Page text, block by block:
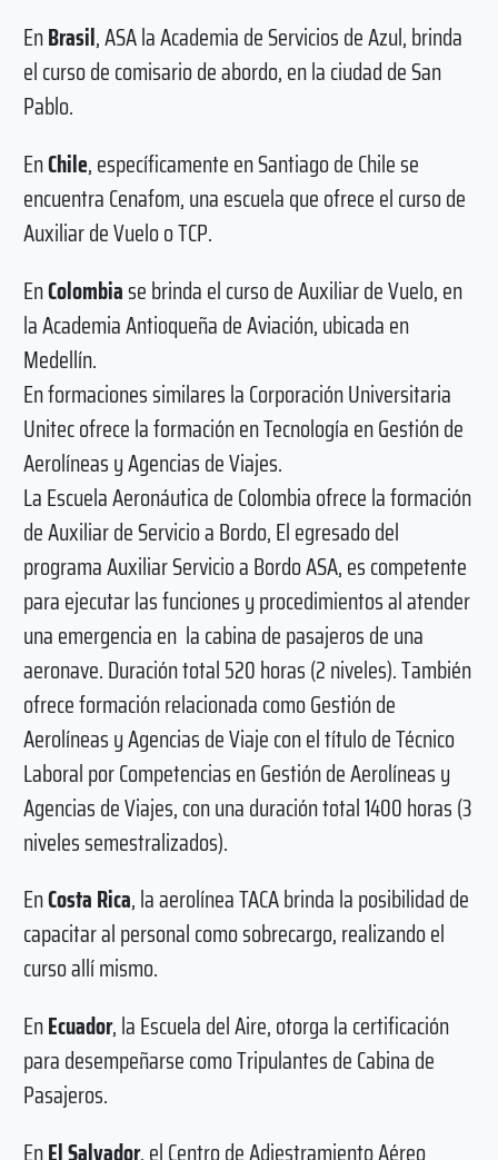
EnBrasil, ASA la Academia de Servicios de Azul, brinda
el curso de comisario de abordo, en la ciudad de San
Pablo.
EnChile, específicamente en Santiago de Chile se
encuentra Cenafom, una escuela que ofrece el curso de
Auxiliar de Vuelo o TCP.
EnColombiase brinda el curso de Auxiliar de Vuelo, en
la Academia Antioqueña de Aviación, ubicada en
Medellín.
En formaciones similares la Corporación Universitaria
Unitec ofrece la formación en Tecnología en Gestión de
Aerolíneas y Agencias de Viajes.
La Escuela Aeronáutica de Colombia ofrece la formación
de Auxiliar de Servicio a Bordo, El egresado del
programa Auxiliar Servicio a Bordo ASA, es competente
para ejecutar las funciones y procedimientos al atender
una emergencia en la cabina de pasajeros de una
aeronave. Duración total 520 horas (2 niveles). También
ofrece formación relacionada como Gestión de
Aerolíneas y Agencias de Viaje con el título de Técnico
Laboral por Competencias en Gestión de Aerolíneas y
Agencias de Viajes, con una duración total 1400 horas (3
niveles semestralizados).
EnCosta Rica, la aerolínea TACA brinda la posibilidad de
capacitar al personal como sobrecargo, realizando el
curso allí mismo.
EnEcuador, la Escuela del Aire, otorga la certificación
para desempeñarse como Tripulantes de Cabina de
Pasajeros.